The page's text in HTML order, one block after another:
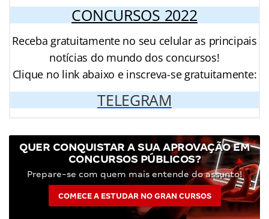
CONCURSOS 2022
Receba gratuitamente no seu celular as principais
notícias do mundo dos concursos!
Clique no link abaixo e inscreva-se gratuitamente:
TELEGRAM
QUER CONQUISTAR A SUA APROVAÇÃO EM
CONCURSOS PÚBLICOS?
Prepare-se com quem mais entende do assunto!
COMECE A ESTUDAR NO GRAN CURSOS